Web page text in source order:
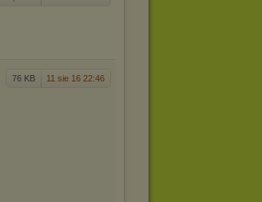
76 KB 11 sie 16 22:46